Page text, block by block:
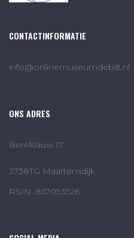
CONTACTINFORMATIE
info@onlinemuseumdebilt.nl
ONS ADRES
Bereklauw 17
3738TG Maartensdijk
RSIN: 857093526